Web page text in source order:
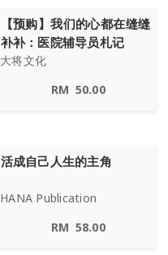
【预购】我们的心都在缝缝
补补：医院辅导员札记
大将文化
RM 50.00
活成自己人生的主角
HANA Publication
RM 58.00